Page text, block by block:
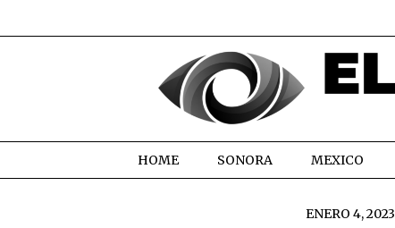
HOME SONORA MEXICO
ENERO 4, 2023